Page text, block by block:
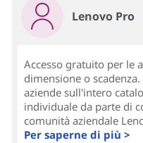
Lenovo Pro
Accesso gratuito per le
dimensione o
aziende sull'intero
individuale da parte di
comunità aziendale
Per saperne di più >